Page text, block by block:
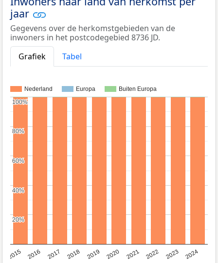
jaar
Gegevens over de herkomstgebieden van de
inwoners in het postcodegebied 8736 JD.
Grafiek
Tabel
Nederland Europa Buiten Europa
2015 2016 2017 2018 2019 2020 2021 2022 2023 2024
20%
20%
40%
40%
60%
60%
80%
80%
100%
100%